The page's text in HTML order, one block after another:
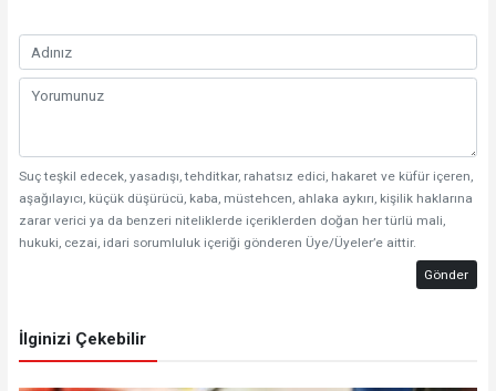
Suç teşkil edecek, yasadışı, tehditkar, rahatsız edici, hakaret ve küfür içeren,
aşağılayıcı, küçük düşürücü, kaba, müstehcen, ahlaka aykırı, kişilik haklarına
zarar verici ya da benzeri niteliklerde içeriklerden doğan her türlü mali,
hukuki, cezai, idari sorumluluk içeriği gönderen Üye/Üyeler’e aittir.
Gönder
İlginizi Çekebilir